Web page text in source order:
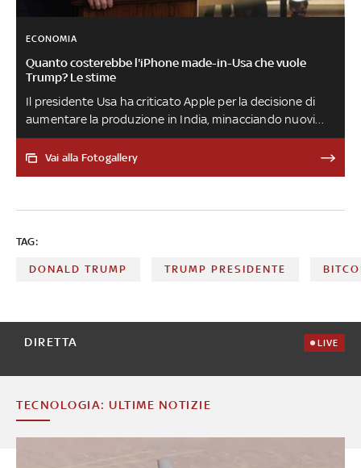
ECONOMIA
Quanto costerebbe l'iPhone made-in-Usa che vuole
Trump? Le stime
Il presidente Usa ha criticato Apple per la decisione di
aumentare la produzione in India, minacciando nuovi
dazi del 25% sugli iPhone. Attualmente il 90% dei
dispositivi è prodotto in Cina, ma Apple punta ad
con i dazi. Se fosse interamente prodotto negli Stati
Vai alla Fotogallery
TAG:
DONALD TRUMP TRUMP PRESIDENTE
DIRETTA LIVE
TECNOLOGIA: ULTIME NOTIZIE